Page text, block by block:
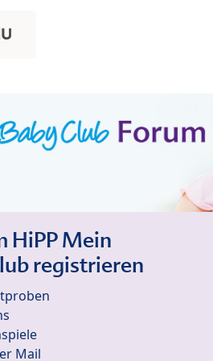
HiPP Mein
registrieren
Mail